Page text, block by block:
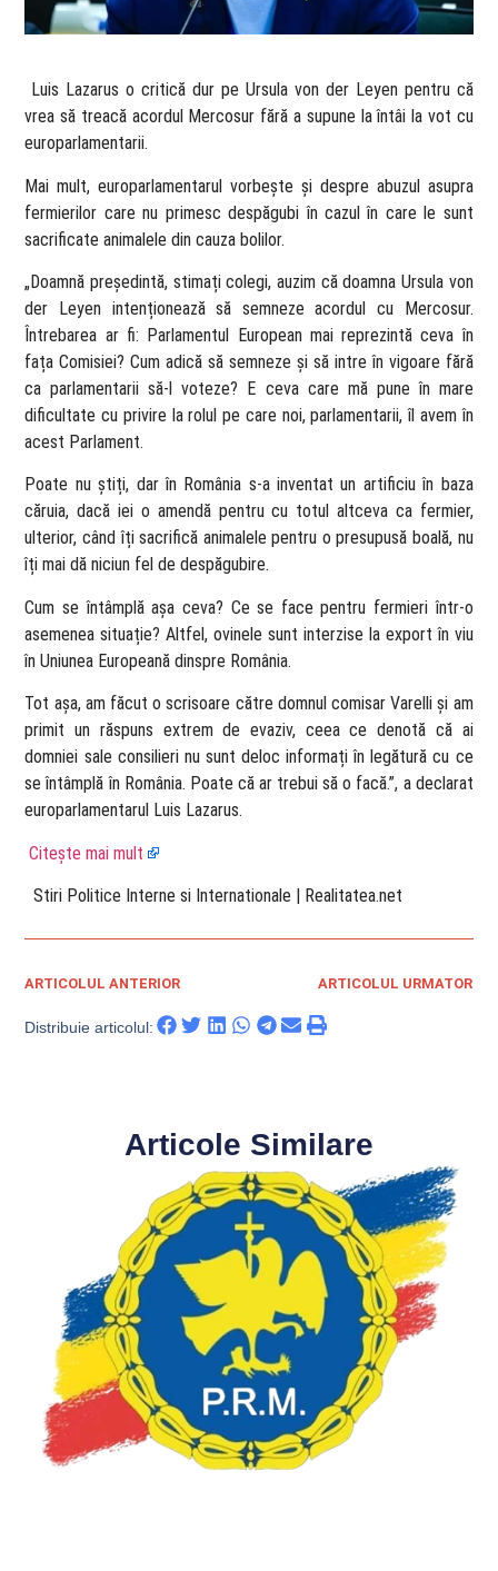
​ Luis Lazarus o critică dur pe Ursula von der Leyen pentru că
vrea să treacă acordul Mercosur fără a supune la întâi la vot cu
europarlamentarii.
Mai mult, europarlamentarul vorbește și despre abuzul asupra
fermierilor care nu primesc despăgubi în cazul în care le sunt
sacrificate animalele din cauza bolilor.
„Doamnă președintă, stimați colegi, auzim că doamna Ursula von
der Leyen intenționează să semneze acordul cu Mercosur.
Întrebarea ar fi: Parlamentul European mai reprezintă ceva în
fața Comisiei? Cum adică să semneze și să intre în vigoare fără
ca parlamentarii să-l voteze? E ceva care mă pune în mare
dificultate cu privire la rolul pe care noi, parlamentarii, îl avem în
acest Parlament.
Poate nu știți, dar în România s-a inventat un artificiu în baza
căruia, dacă iei o amendă pentru cu totul altceva ca fermier,
ulterior, când îți sacrifică animalele pentru o presupusă boală, nu
îți mai dă niciun fel de despăgubire.
Cum se întâmplă așa ceva? Ce se face pentru fermieri într-o
asemenea situație? Altfel, ovinele sunt interzise la export în viu
în Uniunea Europeană dinspre România.
Tot așa, am făcut o scrisoare către domnul comisar Varelli și am
primit un răspuns extrem de evaziv, ceea ce denotă că ai
domniei sale consilieri nu sunt deloc informați în legătură cu ce
se întâmplă în România. Poate că ar trebui să o facă.”, a declarat
europarlamentarul Luis Lazarus.
Citește mai mult
​ Stiri Politice Interne si Internationale | Realitatea.net
ARTICOLUL ANTERIOR ARTICOLUL URMATOR
Distribuie articolul:
Articole Similare